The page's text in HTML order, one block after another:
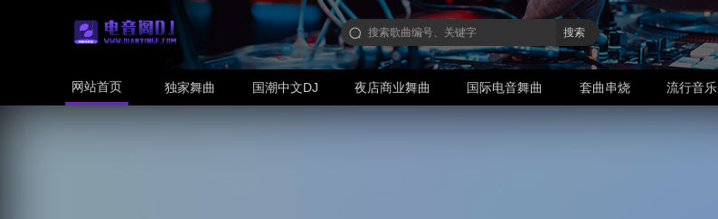
搜索
网站首页 独家舞曲 国潮中文DJ 夜店商业舞曲 国际电音舞曲 套曲串烧 流行音乐